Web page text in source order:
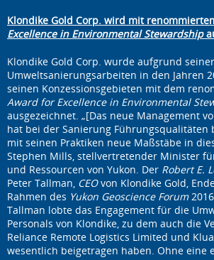
Klondike Gold Corp. wird mit
Excellence in Environmental Stewardship
Klondike Gold Corp. wurde aufgrund
Umweltsanierungsarbeiten in den Jahren
seinen Konzessionsgebieten mit dem
Award for Excellence in Environmental
ausgezeichnet. „[Das neue Management
hat bei der Sanierung Führungsqualitäten
mit seinen Praktiken neue Maßstäbe in
Stephen Mills, stellvertretender Minister
und Ressourcen von Yukon. Der Robert E.
Peter Tallman, CEOvon Klondike Gold,
Rahmen des Yukon Geoscience Forum
Tallman lobte das Engagement für die
Personals von Klondike, zu dem auch die
Reliance Remote Logistics Limited und
wesentlich beigetragen haben. Ohne eine